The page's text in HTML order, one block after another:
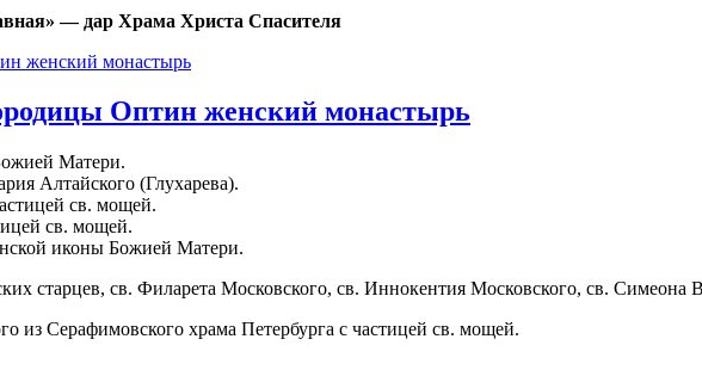
— дар Храма Христа Спасителя
Оптин женский монастырь
Матери.
Алтайского (Глухарева).
св. мощей.
св. мощей.
иконы Божией Матери.
старцев, св. Филарета Московского, св. Иннокентия Московского, св. Симеона
из Серафимовского храма Петербурга с частицей св. мощей.